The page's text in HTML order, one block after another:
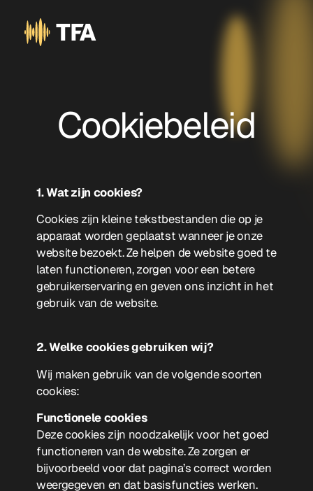
Cookiebeleid
1. Wat zijn cookies?
Cookies zijn kleine tekstbestanden die op je
apparaat worden geplaatst wanneer je onze
website bezoekt. Ze helpen de website goed te
laten functioneren, zorgen voor een betere
gebruikerservaring en geven ons inzicht in het
gebruik van de website.
2. Welke cookies gebruiken wij?
Wij maken gebruik van de volgende soorten
cookies:
Functionele cookies
Deze cookies zijn noodzakelijk voor het goed
functioneren van de website. Ze zorgen er
bijvoorbeeld voor dat pagina’s correct worden
weergegeven en dat basisfuncties werken.